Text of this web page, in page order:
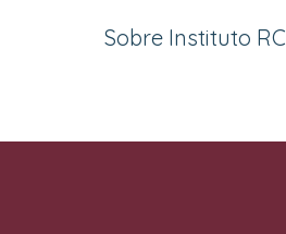
Sobre Instituto RC